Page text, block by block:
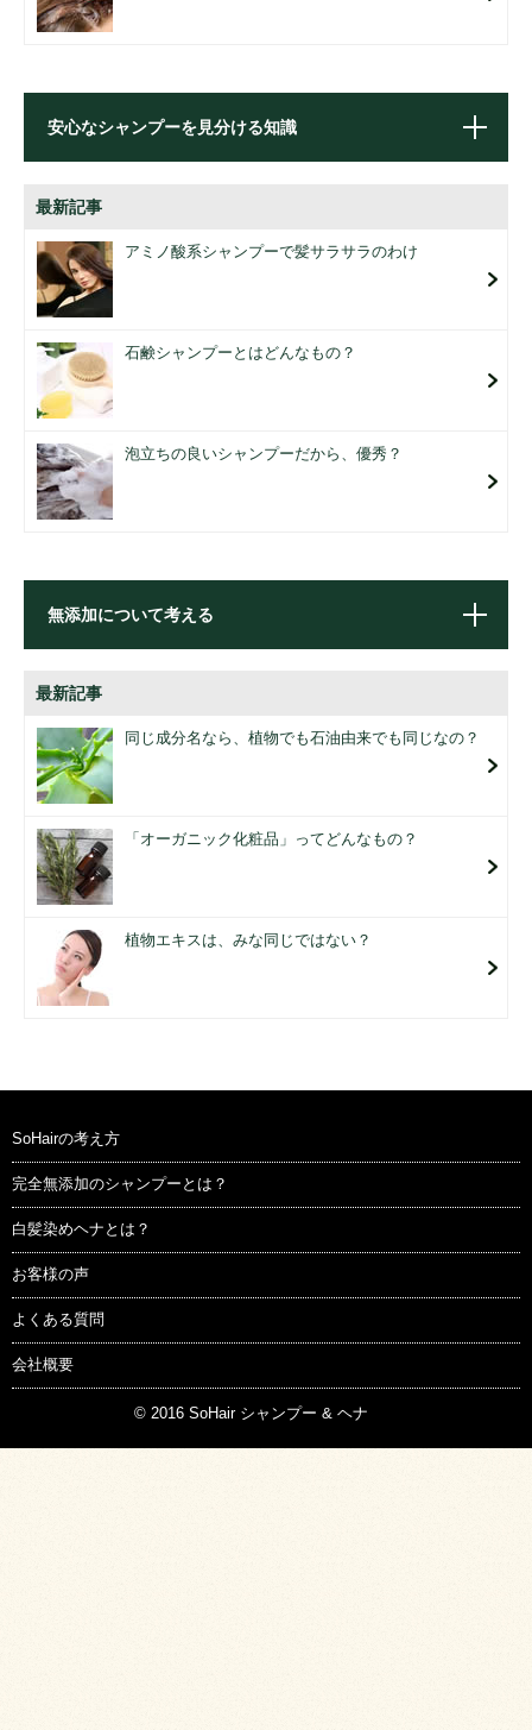
安心なシャンプーを見分ける知識
最新記事
アミノ酸系シャンプーで髪サラサラのわけ
石鹸シャンプーとはどんなもの？
泡立ちの良いシャンプーだから、優秀？
無添加について考える
最新記事
同じ成分名なら、植物でも石油由来でも同じなの？
「オーガニック化粧品」ってどんなもの？
植物エキスは、みな同じではない？
SoHairの考え方
完全無添加のシャンプーとは？
白髪染めヘナとは？
お客様の声
よくある質問
会社概要
© 2016 SoHair シャンプー & ヘナ